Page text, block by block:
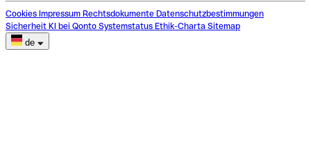
Cookies Impressum Rechtsdokumente Datenschutzbestimmungen
Sicherheit KI bei Qonto Systemstatus Ethik-Charta Sitemap
de